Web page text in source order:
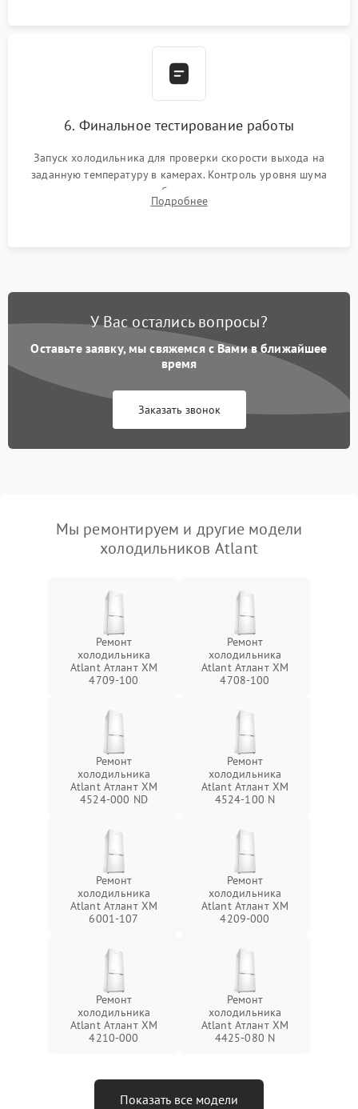
6. Финальное тестирование работы
Запуск холодильника для проверки скорости выхода на
заданную температуру в камерах. Контроль уровня шума
компрессора, отсутствия обмерзания стенок и корректного
срабатывания системы автоматической оттайки.
Подробнее
У Вас остались вопросы?
Оставьте заявку, мы свяжемся с Вами в ближайшее
время
Заказать звонок
Мы ремонтируем и другие модели
холодильников Atlant
Ремонт
холодильника
Atlant Атлант XM
4709-100
Ремонт
холодильника
Atlant Атлант XM
4708-100
Ремонт
холодильника
Atlant Атлант ХМ
4524-000 ND
Ремонт
холодильника
Atlant Атлант ХМ
4524-100 N
Ремонт
холодильника
Atlant Атлант ХМ
6001-107
Ремонт
холодильника
Atlant Атлант ХМ
4209-000
Ремонт
холодильника
Atlant Атлант ХМ
4210-000
Ремонт
холодильника
Atlant Атлант ХМ
4425-080 N
Показать все модели